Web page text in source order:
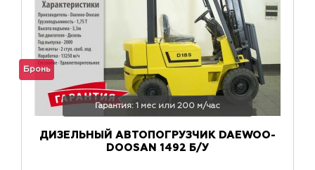
Бронь
Гарантия: 1 мес или 200 м/час
ДИЗЕЛЬНЫЙ АВТОПОГРУЗЧИК DAEWOO-
DOOSAN 1492 Б/У